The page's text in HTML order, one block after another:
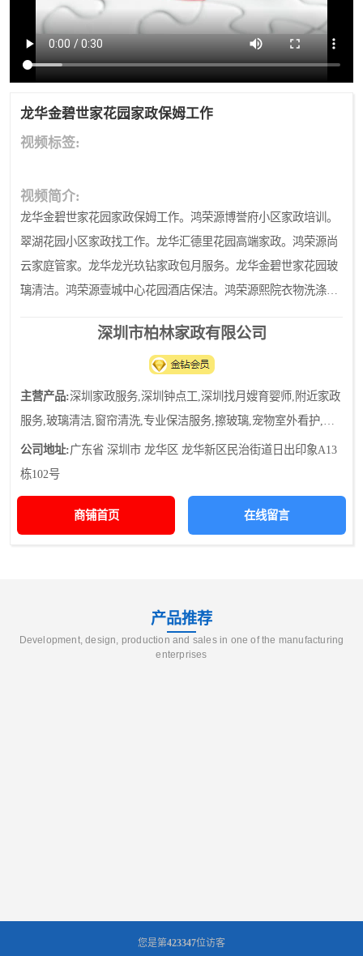
龙华金碧世家花园家政保姆工作
视频标签:
视频简介:
龙华金碧世家花园家政保姆工作。鸿荣源博誉府小区家政培训。
翠湖花园小区家政找工作。龙华汇德里花园高端家政。鸿荣源尚
云家庭管家。龙华龙光玖钻家政包月服务。龙华金碧世家花园玻
璃清洁。鸿荣源壹城中心花园酒店保洁。鸿荣源熙院衣物洗涤。
龙华金碧世家花园宠物深圳市柏林家政有限公司
主营产品:深圳家政服务,深圳钟点工,深圳找月嫂育婴师,附近家政
服务,玻璃清洁,窗帘清洗,专业保洁服务,擦玻璃,宠物室外看护,家
庭清洁服务,厨房卫生,宠物家庭清洁,日常保洁
公司地址:广东省 深圳市 龙华区 龙华新区民治街道日出印象A13
栋102号
商铺首页 在线留言
产品推荐
Development, design, production and sales in one of the manufacturing
enterprises
您是第423347位访客